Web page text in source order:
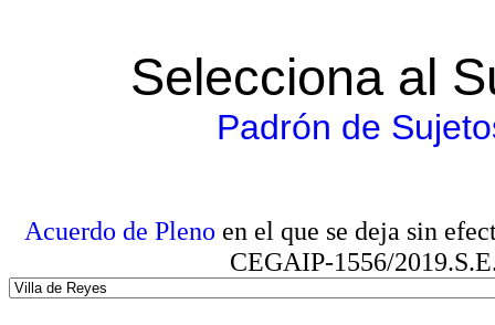
Selecciona al
Padrón de
Acuerdo de Pleno en el que se deja sin
CEGAIP-1556/